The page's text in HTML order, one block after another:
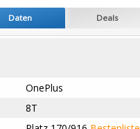
Daten Deals
OnePlus
8T